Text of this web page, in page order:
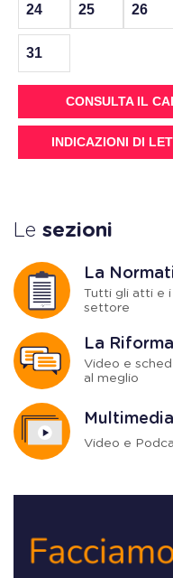
24 25 26
31
CONSULTA IL
INDICAZIONI DI
Le sezioni
La
Tutti gli atti e
settore
La
Video e
al meglio
Multimedia
Video e